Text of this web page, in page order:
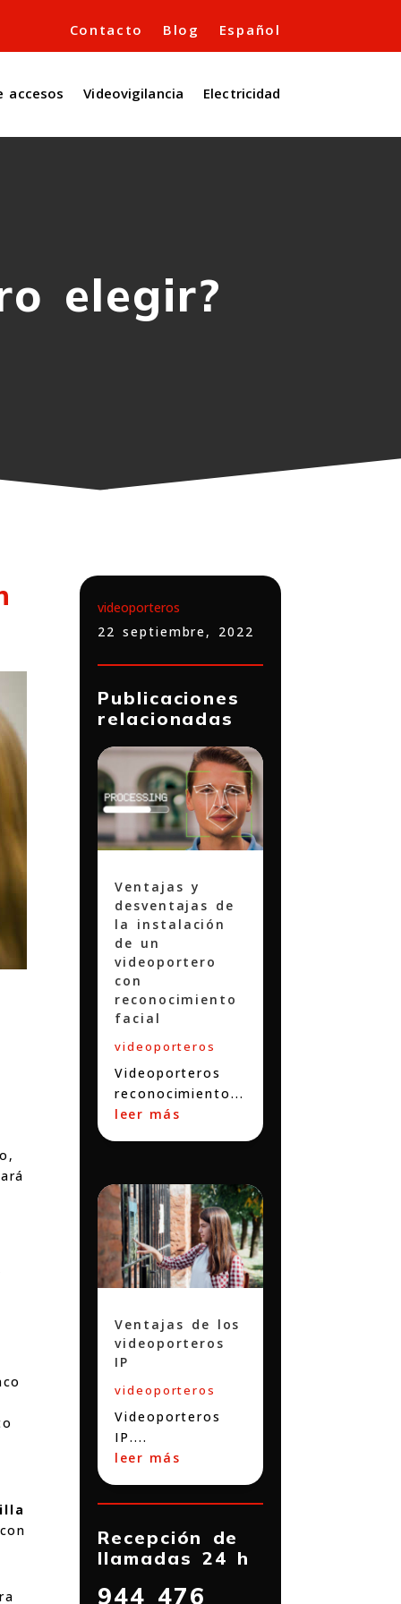
Contacto Blog Español
accesos Videovigilancia Electricidad
elegir?
videoporteros
22 septiembre, 2022
Publicaciones
relacionadas
Ventajas y
desventajas de
la instalación
de un
videoportero
con
reconocimiento
facial
videoporteros
Videoporteros
reconocimiento...
leer más
Ventajas de los
videoporteros
IP
videoporteros
Videoporteros
IP....
leer más
Recepción de
llamadas 24 h
944 476